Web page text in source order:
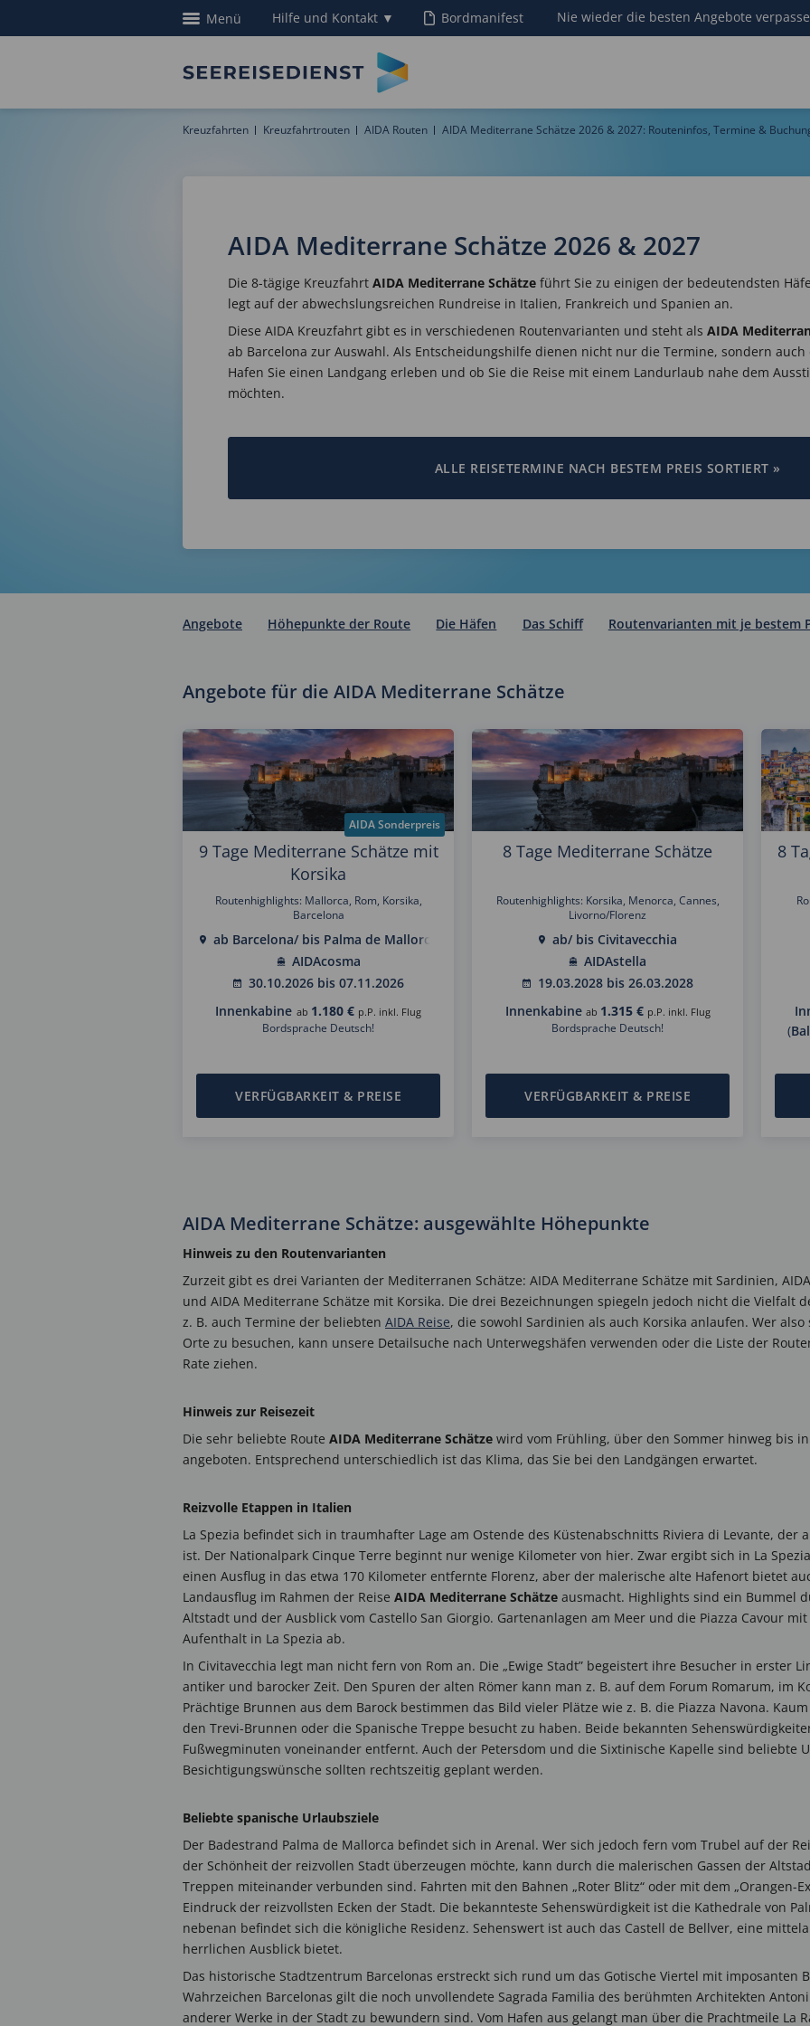
Menü Hilfe und Kontakt ▼ Bordmanifest Nie wieder die besten Angebote
Kreuzfahrten Kreuzfahrtrouten AIDA Routen AIDA Mediterrane Schätze 2026 & 2027: Routeninfos, Termine &
AIDA Mediterrane Schätze 2026 & 2027
Die 8-tägige Kreuzfahrt AIDA Mediterrane Schätze führt Sie zu einigen der bedeutendsten
legt auf der abwechslungsreichen Rundreise in Italien, Frankreich und Spanien an.
Diese AIDA Kreuzfahrt gibt es in verschiedenen Routenvarianten und steht als AIDA
ab Barcelona zur Auswahl. Als Entscheidungshilfe dienen nicht nur die Termine, sondern
Hafen Sie einen Landgang erleben und ob Sie die Reise mit einem Landurlaub nahe dem
möchten.
ALLE REISETERMINE NACH BESTEM PREIS SORTIERT »
Angebote Höhepunkte der Route Die Häfen Das Schiff Routenvarianten mit je bestem
Angebote für die AIDA Mediterrane Schätze
AIDA Sonderpreis
9 Tage Mediterrane Schätze mit
Korsika
Routenhighlights: Mallorca, Rom, Korsika,
Barcelona
ab Barcelona/ bis Palma de Mallorca
AIDAcosma
30.10.2026 bis 07.11.2026
Innenkabine ab 1.180 € p.P. inkl. Flug
Bordsprache Deutsch!
VERFÜGBARKEIT & PREISE
8 Tage Mediterrane Schätze
Routenhighlights: Korsika, Menorca, Cannes,
Livorno/Florenz
ab/ bis Civitavecchia
AIDAstella
19.03.2028 bis 26.03.2028
Innenkabine ab 1.315 € p.P. inkl. Flug
Bordsprache Deutsch!
VERFÜGBARKEIT & PREISE
8
(
AIDA Mediterrane Schätze: ausgewählte Höhepunkte
Hinweis zu den Routenvarianten
Zurzeit gibt es drei Varianten der Mediterranen Schätze: AIDA Mediterrane Schätze mit Sardinien,
und AIDA Mediterrane Schätze mit Korsika. Die drei Bezeichnungen spiegeln jedoch nicht die Vielfalt
z. B. auch Termine der beliebten AIDA Reise, die sowohl Sardinien als auch Korsika anlaufen. Wer
Orte zu besuchen, kann unsere Detailsuche nach Unterwegshäfen verwenden oder die Liste der
Rate ziehen.
Hinweis zur Reisezeit
Die sehr beliebte Route AIDA Mediterrane Schätze wird vom Frühling, über den Sommer hinweg bis
angeboten. Entsprechend unterschiedlich ist das Klima, das Sie bei den Landgängen erwartet.
Reizvolle Etappen in Italien
La Spezia befindet sich in traumhafter Lage am Ostende des Küstenabschnitts Riviera di Levante, der
ist. Der Nationalpark Cinque Terre beginnt nur wenige Kilometer von hier. Zwar ergibt sich in La
einen Ausflug in das etwa 170 Kilometer entfernte Florenz, aber der malerische alte Hafenort bietet
Landausflug im Rahmen der Reise AIDA Mediterrane Schätze ausmacht. Highlights sind ein Bummel
Altstadt und der Ausblick vom Castello San Giorgio. Gartenanlagen am Meer und die Piazza Cavour
Aufenthalt in La Spezia ab.
In Civitavecchia legt man nicht fern von Rom an. Die „Ewige Stadt” begeistert ihre Besucher in erster
antiker und barocker Zeit. Den Spuren der alten Römer kann man z. B. auf dem Forum Romarum, im
Prächtige Brunnen aus dem Barock bestimmen das Bild vieler Plätze wie z. B. die Piazza Navona.
den Trevi-Brunnen oder die Spanische Treppe besucht zu haben. Beide bekannten
Fußwegminuten voneinander entfernt. Auch der Petersdom und die Sixtinische Kapelle sind beliebte
Besichtigungswünsche sollten rechtszeitig geplant werden.
Beliebte spanische Urlaubsziele
Der Badestrand Palma de Mallorca befindet sich in Arenal. Wer sich jedoch fern vom Trubel auf der
der Schönheit der reizvollen Stadt überzeugen möchte, kann durch die malerischen Gassen der
Treppen miteinander verbunden sind. Fahrten mit den Bahnen „Roter Blitz“ oder mit dem „Orangen-
Eindruck der reizvollsten Ecken der Stadt. Die bekannteste Sehenswürdigkeit ist die Kathedrale von
nebenan befindet sich die königliche Residenz. Sehenswert ist auch das Castell de Bellver, eine
herrlichen Ausblick bietet.
Das historische Stadtzentrum Barcelonas erstreckt sich rund um das Gotische Viertel mit imposanten
Wahrzeichen Barcelonas gilt die noch unvollendete Sagrada Familia des berühmten Architekten
anderer Werke in der Stadt zu bewundern sind. Vom Hafen aus gelangt man über die Prachtmeile La